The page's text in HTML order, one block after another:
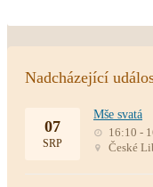
Nadcházející
07
SRP
Mše svatá
16:10 -
České